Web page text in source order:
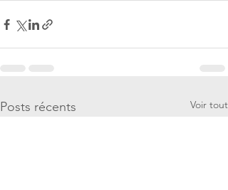
Posts récents Voir tout